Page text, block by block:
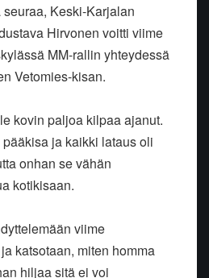
Keski-Karjalan
Hirvonen voitti viime
MM-rallin yhteydessä
Vetomies-kisan.
kovin paljoa kilpaa ajanut.
ja kaikki lataus oli
onhan se vähän
kotikisaan.
viime
katsotaan, miten homma
hiljaa sitä ei voi